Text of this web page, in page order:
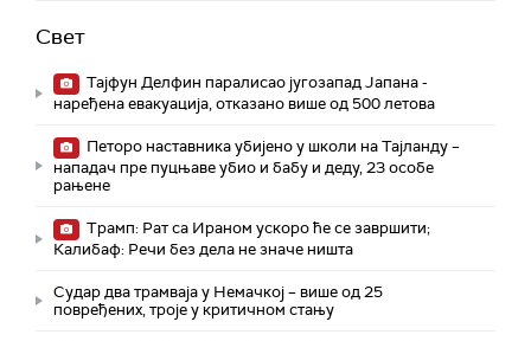
Свет
Тајфун Делфин паралисао југозапад Јапана -
наређена евакуација, отказано више од 500 летова
Петоро наставника убијено у школи на Тајланду –
нападач пре пуцњаве убио и бабу и деду, 23 особе
рањене
Трамп: Рат са Ираном ускоро ће се завршити;
Калибаф: Речи без дела не значе ништа
Судар два трамваја у Немачкој – више од 25
повређених, троје у критичном стању